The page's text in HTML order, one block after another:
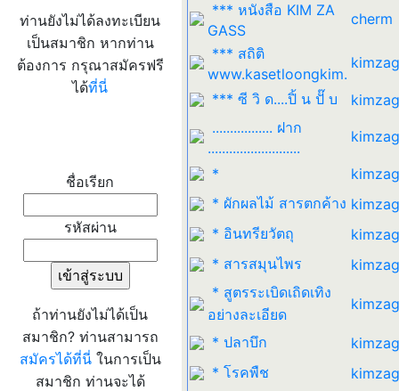
ท่านยังไม่ได้ลงทะเบียน
เป็นสมาชิก หากท่าน
ต้องการ กรุณาสมัครฟรี
ได้ที่นี่
ชื่อเรียก
รหัสผ่าน
ถ้าท่านยังไม่ได้เป็น
สมาชิก? ท่านสามารถ
สมัครได้ที่นี่ในการเป็น
สมาชิก ท่านจะได้
*** หนังสือ KIM ZA
GASS
cherm
*** สถิติ
www.kasetloongkim.
*** ซี วิ ด....ปิ้ น ปั๊ บ
................. ฝาก
..........................
*
* ผักผลไม้ สารตกค้าง
* อินทรียวัตถุ
* สารสมุนไพร
* สูตรระเบิดเถิดเทิง
อย่างละเอียด
* ปลาบึก
* โรคพืช